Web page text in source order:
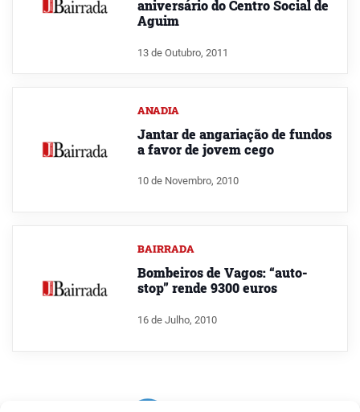
aniversário do Centro Social de
Aguim
13 de Outubro, 2011
ANADIA
Jantar de angariação de fundos
a favor de jovem cego
10 de Novembro, 2010
BAIRRADA
Bombeiros de Vagos: “auto-
stop” rende 9300 euros
16 de Julho, 2010